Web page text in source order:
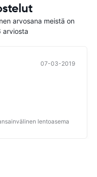
arvosana meistä on
arviosta
07-03-2019
lentoasema